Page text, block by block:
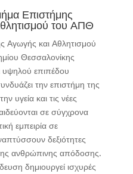
Επιστήμης
του ΑΠΘ
Αγωγής και Αθλητισμού
Θεσσαλονίκης
υψηλού επιπέδου
την επιστήμη της
υγεία και τις νέες
σε σύγχρονα
εμπειρία σε
δεξιότητες
ανθρώπινης απόδοσης.
δημιουργεί ισχυρές